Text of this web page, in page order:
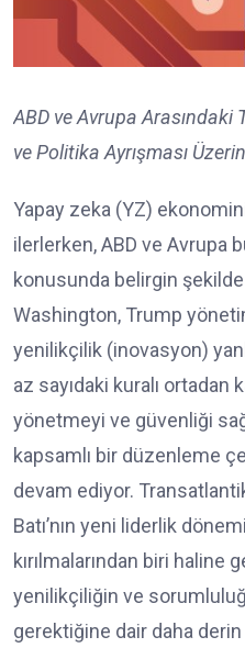
ABD ve Avrupa
ve Politika Ayrışması
Yapay zeka (YZ)
ilerlerken, ABD ve Avrupa
konusunda belirgin şekilde
Washington, Trump
yenilikçilik (inovasyon)
az sayıdaki kuralı ortadan
yönetmeyi ve güvenliği
kapsamlı bir düzenleme
devam ediyor.
Batı’nın yeni liderlik
kırılmalarından biri
yenilikçiliğin ve
gerektiğine dair daha